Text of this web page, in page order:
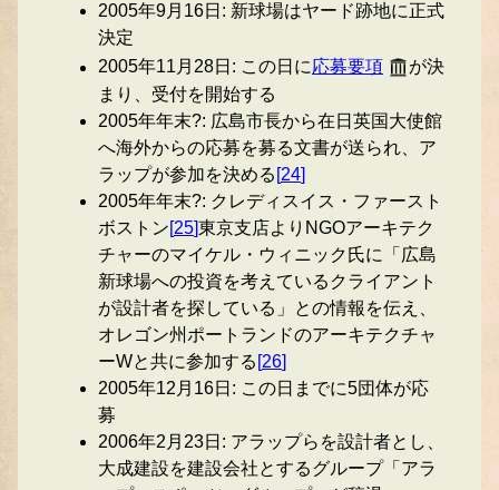
2005年9月16日: 新球場はヤード跡地に正式
決定
2005年11月28日: この日に応募要項
が決
まり、受付を開始する
2005年年末?: 広島市長から在日英国大使館
へ海外からの応募を募る文書が送られ、ア
ラップが参加を決める [24]
2005年年末?: クレディスイス・ファースト
ボストン[25]東京支店よりNGOアーキテク
チャーのマイケル・ウィニック氏に「広島
新球場への投資を考えているクライアント
が設計者を探している」との情報を伝え、
オレゴン州ポートランドのアーキテクチャ
ーWと共に参加する [26]
2005年12月16日: この日までに5団体が応
募
2006年2月23日: アラップらを設計者とし、
大成建設を建設会社とするグループ「アラ